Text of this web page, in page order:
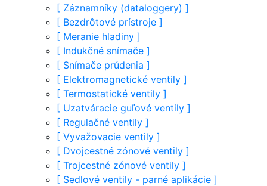
[ Záznamníky (dataloggery) ]
[ Bezdrôtové prístroje ]
[ Meranie hladiny ]
[ Indukčné snímače ]
[ Snímače prúdenia ]
[ Elektromagnetické ventily ]
[ Termostatické ventily ]
[ Uzatváracie guľové ventily ]
[ Regulačné ventily ]
[ Vyvažovacie ventily ]
[ Dvojcestné zónové ventily ]
[ Trojcestné zónové ventily ]
[ Sedlové ventily - parné aplikácie ]